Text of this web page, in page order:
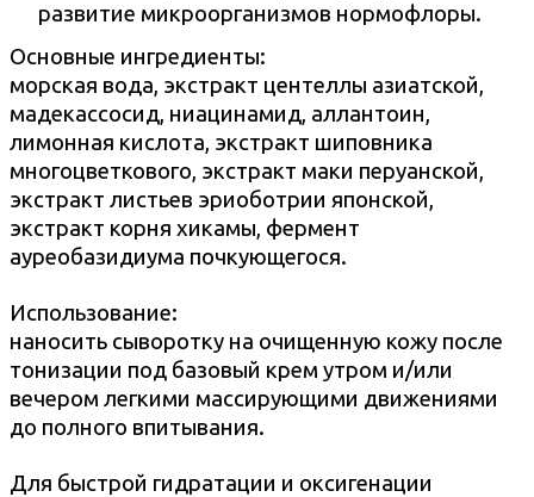
развитие микроорганизмов нормофлоры.
Основные ингредиенты:
морская вода, экстракт центеллы азиатской,
мадекассосид, ниацинамид, аллантоин,
лимонная кислота, экстракт шиповника
многоцветкового, экстракт маки перуанской,
экстракт листьев эриоботрии японской,
экстракт корня хикамы, фермент
ауреобазидиума почкующегося.
Использование:
наносить сыворотку на очищенную кожу после
тонизации под базовый крем утром и/или
вечером легкими массирующими движениями
до полного впитывания.
Для быстрой гидратации и оксигенации